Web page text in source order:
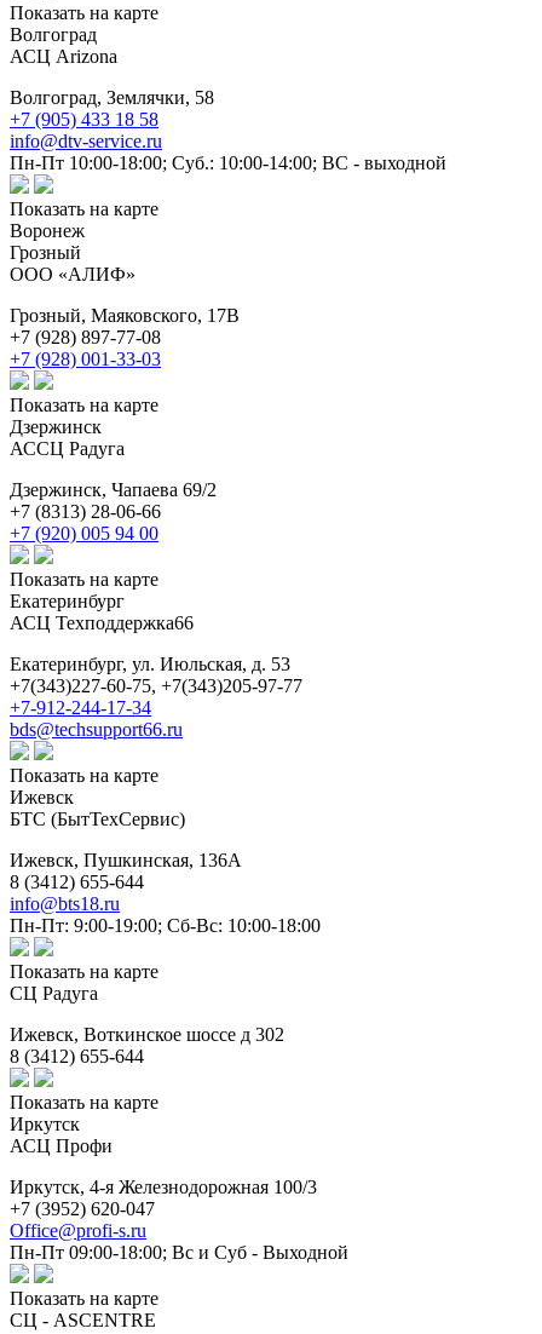
Показать на карте
Волгоград
АСЦ Аrizona
Волгоград, Землячки, 58
+7 (905) 433 18 58
info@dtv-service.ru
Пн-Пт 10:00-18:00; Суб.: 10:00-14:00; ВС - выходной
Показать на карте
Воронеж
Грозный
ООО «АЛИФ»
Грозный, Маяковского, 17В
+7 (928) 897-77-08
+7 (928) 001-33-03
Показать на карте
Дзержинск
АССЦ Радуга
Дзержинск, Чапаева 69/2
+7 (8313) 28-06-66
+7 (920) 005 94 00
Показать на карте
Екатеринбург
АСЦ Техподдержка66
Екатеринбург, ул. Июльская, д. 53
+7(343)227-60-75, +7(343)205-97-77
+7-912-244-17-34
bds@techsupport66.ru
Показать на карте
Ижевск
БТС (БытТехСервис)
Ижевск, Пушкинская, 136A
8 (3412) 655-644
info@bts18.ru
Пн-Пт: 9:00-19:00; Сб-Вс: 10:00-18:00
Показать на карте
СЦ Радуга
Ижевск, Воткинское шоссе д 302
8 (3412) 655-644
Показать на карте
Иркутск
АСЦ Профи
Иркутск, 4-я Железнодорожная 100/3
+7 (3952) 620-047
Office@profi-s.ru
Пн-Пт 09:00-18:00; Вс и Суб - Выходной
Показать на карте
СЦ - ASCENTRE